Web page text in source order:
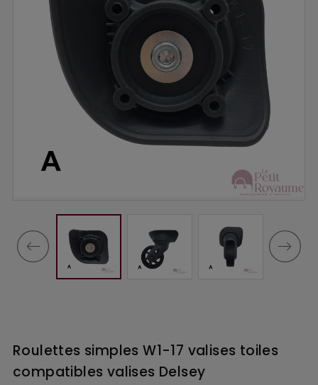
Roulettes simples W1-17 valises toiles
compatibles valises Delsey